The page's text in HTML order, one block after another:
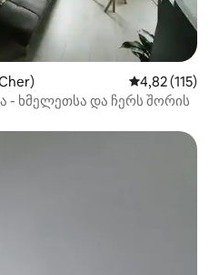
საშუალო
4,82 (115)
- ხმელეთსა და ჩერს შორის